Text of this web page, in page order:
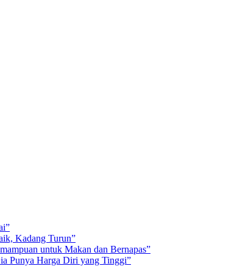
Kadang Turun”
untuk Makan dan Bernapas”
Punya Harga Diri yang Tinggi”